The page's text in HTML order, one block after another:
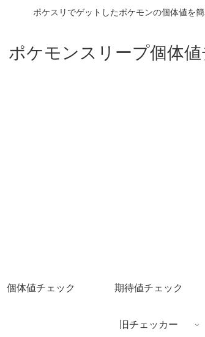
ポケスリでゲットしたポケモンの個体値を簡
ポケモンスリープ個体
個体値チェック 期待値チェック
旧チェッカー